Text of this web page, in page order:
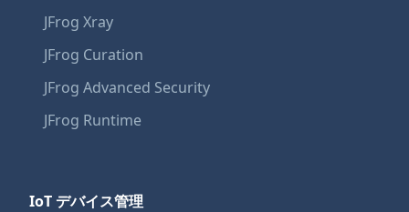
JFrog Xray
JFrog Curation
JFrog Advanced Security
JFrog Runtime
IoT デバイス管理